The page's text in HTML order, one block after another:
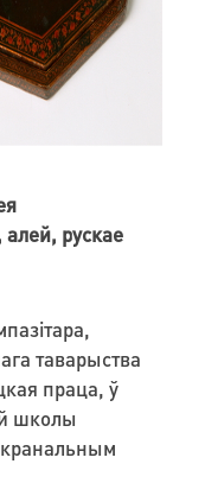
алей, рускае
таварыства
праца, ў
школы